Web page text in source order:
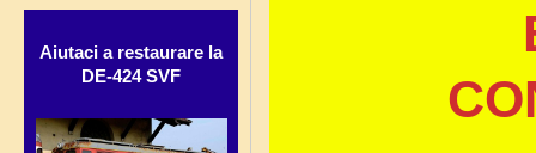
Aiutaci a restaurare la
DE-424 SVF